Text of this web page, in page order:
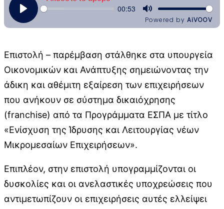
Επιστολή – παρέμβαση στάλθηκε στα υπουργεία
Οικονομικών και Ανάπτυξης σημειώνοντας την
άδικη και αθέμιτη εξαίρεση των επιχειρήσεων
που ανήκουν σε σύστημα δικαιόχρησης
(franchise) από τα Προγράμματα ΕΣΠΑ με τίτλο
«Ενίσχυση της Ίδρυσης και Λειτουργίας νέων
Μικρομεσαίων Επιχειρήσεων».
Επιπλέον, στην επιστολή υπογραμμίζονται οι
δυσκολίες και οι ανελαστικές υποχρεώσεις που
αντιμετωπίζουν οι επιχειρήσεις αυτές ελλείψει